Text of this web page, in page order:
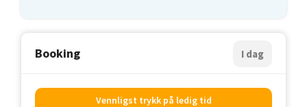
Booking I dag
Vennligst trykk på ledig tid